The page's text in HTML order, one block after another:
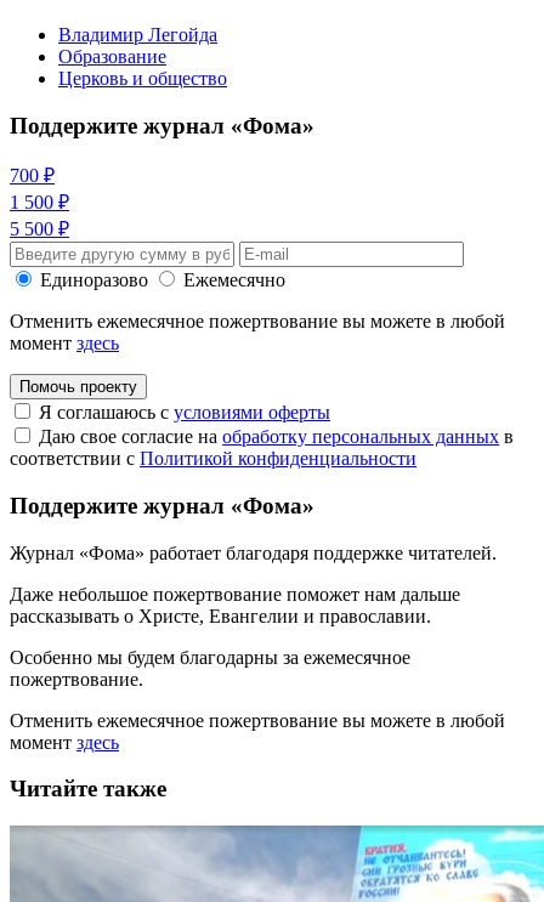
Владимир Легойда
Образование
Церковь и общество
Поддержите журнал «Фома»
700 ₽
1 500 ₽
5 500 ₽
Единоразово
Ежемесячно
Отменить ежемесячное пожертвование вы можете в любой
момент здесь
Помочь проекту
Я соглашаюсь с условиями оферты
Даю свое согласие на обработку персональных данных в
соответствии с Политикой конфиденциальности
Поддержите журнал «Фома»
Журнал «Фома» работает благодаря поддержке читателей.
Даже небольшое пожертвование поможет нам дальше
рассказывать о Христе, Евангелии и православии.
Особенно мы будем благодарны за ежемесячное
пожертвование.
Отменить ежемесячное пожертвование вы можете в любой
момент здесь
Читайте также